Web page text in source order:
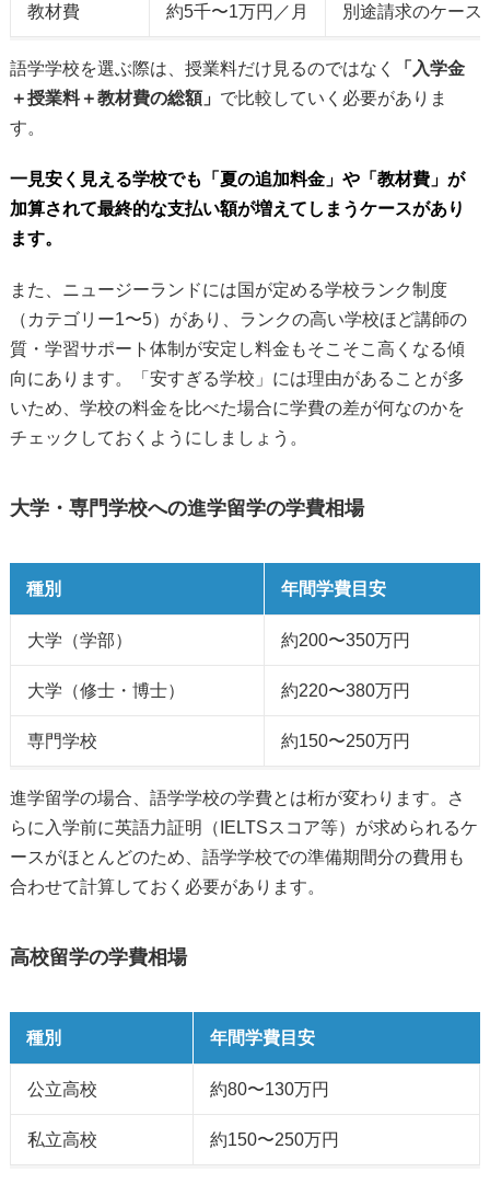
教材費 約5千〜1万円／月 別途請求のケース
語学学校を選ぶ際は、授業料だけ見るのではなく
「入学金
＋授業料＋教材費の総額」 で比較していく必要がありま
す。
一見安く見える学校でも「夏の追加料金」や「教材費」が
加算されて最終的な支払い額が増えてしまうケースがあり
ます。
また、ニュージーランドには国が定める学校ランク制度
（カテゴリー1〜5）があり、ランクの高い学校ほど講師の
質・学習サポート体制が安定し料金もそこそこ高くなる傾
向にあります。「安すぎる学校」には理由があることが多
いため、学校の料金を比べた場合に学費の差が何なのかを
チェックしておくようにしましょう。
大学・専門学校への進学留学の学費相場
種別 年間学費目安
大学（学部） 約200〜350万円
大学（修士・博士） 約220〜380万円
専門学校 約150〜250万円
進学留学の場合、語学学校の学費とは桁が変わります。さ
らに入学前に英語力証明（IELTSスコア等）が求められるケ
ースがほとんどのため、語学学校での準備期間分の費用も
合わせて計算しておく必要があります。
高校留学の学費相場
種別 年間学費目安
公立高校 約80〜130万円
私立高校 約150〜250万円